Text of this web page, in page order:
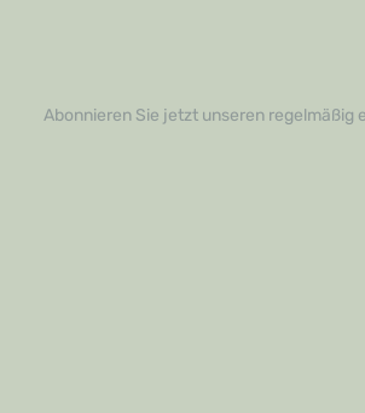
Abonnieren Sie jetzt unseren